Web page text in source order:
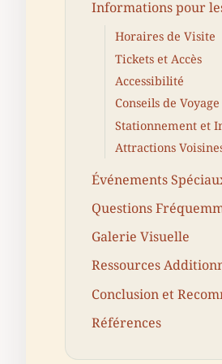
Informations pour
Horaires de Visite
Tickets et Accès
Accessibilité
Conseils de
Stationnement et
Attractions
Événements
Questions
Galerie Visuelle
Ressources
Conclusion et
Références